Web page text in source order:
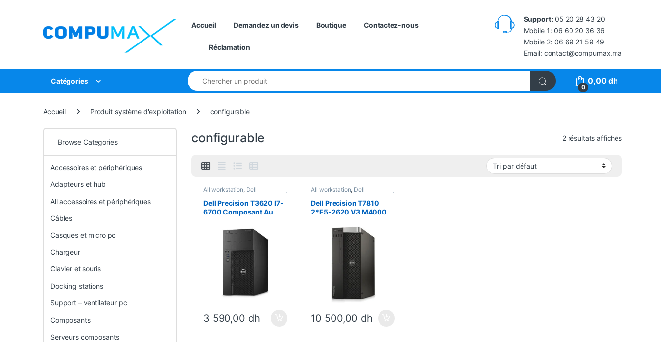
Accueil Demandez un devis Boutique Contactez-nous
Réclamation
Support:05 20 28 43 20
Mobile 1: 06 60 20 36 36
Mobile 2: 06 69 21 59 49
Email: contact@compumax.ma
Catégories
Search for:
0
0,00dh
Accueil Produit système d'exploitation configurable
configurable 2 résultats affichés
All workstation, Dell
Workstation
Dell Precision T3620 I7-
6700 Composant Au
3 590,00 dh
All workstation, Dell
Workstation
Dell Precision T7810
2*E5-2620 V3 M4000
10 500,00 dh
Browse Categories
Accessoires et périphériques
Adapteurs et hub
All accessoires et périphériques
Câbles
Casques et micro pc
Chargeur
Clavier et souris
Docking stations
Support – ventilateur pc
Composants
Serveurs composants